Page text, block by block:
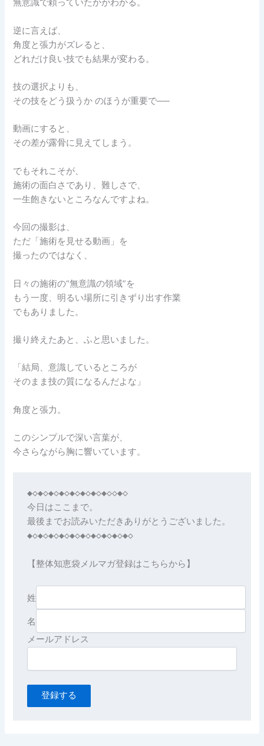
無意識で頼っていたかがわかる。
逆に言えば、
角度と張力がズレると、
どれだけ良い技でも結果が変わる。
技の選択よりも、
その技をどう扱うか のほうが重要で──
動画にすると、
その差が露骨に見えてしまう。
でもそれこそが、
施術の面白さであり、難しさで、
一生飽きないところなんですよね。
今回の撮影は、
ただ「施術を見せる動画」を
撮ったのではなく、
日々の施術の“無意識の領域”を
もう一度、明るい場所に引きずり出す作業
でもありました。
撮り終えたあと、ふと思いました。
「結局、意識しているところが
そのまま技の質になるんだよな」
角度と張力。
このシンプルで深い言葉が、
今さらながら胸に響いています。
◆◇◆◇◆◇◆◇◆◇◆◇◆◇◆◇◇◆◇
今日はここまで。
最後までお読みいただきありがとうございました。
◆◇◆◇◆◇◆◇◆◇◆◇◆◇◆◇◆◇◆◇
【整体知恵袋メルマガ登録はこちらから】
姓
名
登録する